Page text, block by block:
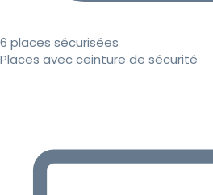
6 places sécurisées
Places avec ceinture de sécurité